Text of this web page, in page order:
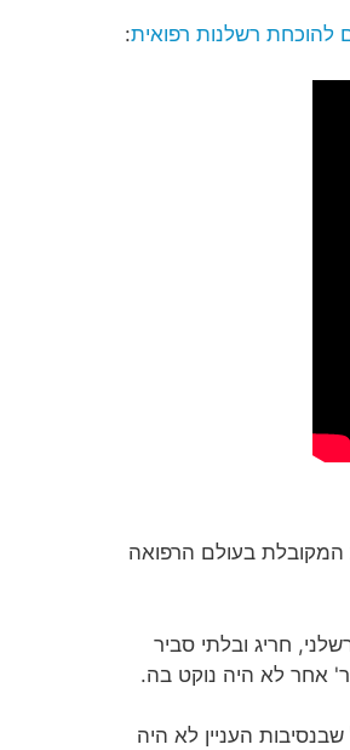
להוכחת רשלנות רפואית:
המקובלת בעולם הרפואה
חריג ובלתי סביר
אחר לא היה נוקט בה.
העניין לא היה